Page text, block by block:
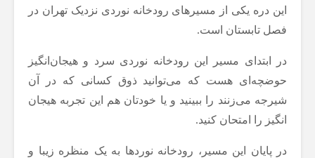
این دره یکی از مسیرهای رودخانه نوردی نزدیک تهران در
فصل تابستان است.
در ابتدای مسیر این رودخانه نوردی سرد و هیجان‌انگیز
حوضچه‌ای هست که می‌توانید ذوق کسانی که در آن
شیرجه می‌زنند را ببینید و یا خودتان هم این تجربه هیجان
انگیز را امتحان کنید.
در پایان این مسیر، رودخانه نوردها به یک منظره زیبا و